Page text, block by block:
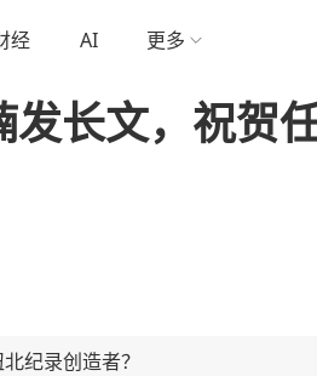
经 AI 更多
发长文，祝贺
纪录创造者？